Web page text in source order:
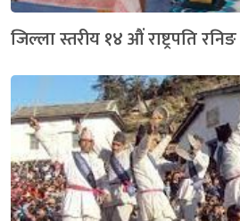
जिल्ला स्तरीय १४ औं राष्ट्रपति